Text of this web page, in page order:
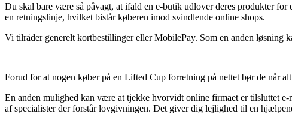
Du skal bare være så påvagt, at ifald en e-butik udlover deres produkter
en retningslinje, hvilket bistår køberen imod svindlende online shops.
Vi tilråder generelt kortbestillinger eller MobilePay. Som en anden
Forud for at nogen køber på en Lifted Cup forretning på nettet bør de når
En anden mulighed kan være at tjekke hvorvidt online firmaet er tilsluttet
af specialister der forstår lovgivningen. Det giver dig lejlighed til en